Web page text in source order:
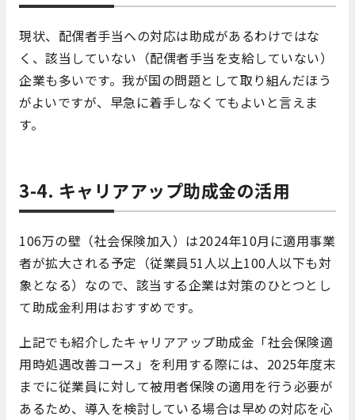
現状、配偶者手当への対応は助成があるわけではな
く、該当していない（配偶者手当を支給していない）
企業も多いです。我が国の問題として取り組んだほう
がよいですが、早急に着手しなくてもよいと言えま
す。
3-4. キャリアアップ助成金の活用
106万の壁（社会保険加入）は2024年10月に適用事業
者が拡大される予定（従業員51人以上100人以下も対
象となる）なので、該当する企業は対策のひとつとし
て助成金利用はおすすめです。
上記でも紹介したキャリアアップ助成金「社会保険適
用時処遇改善コース」を利用する際には、2025年度末
までに従業員に対して被用者保険の適用を行う必要が
あるため、導入を検討している場合は早めの対応を心